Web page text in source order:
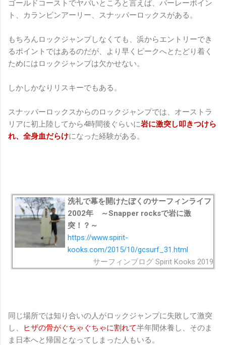
ゴールドコーストでヤバいところと言えば、バーレーポイン
ト、カランビンアーリー、スナッパーロックスがある。
もちろんロックジャンプしなくても、浜からエントリーでき
るポイントではあるのだが、より早くピークへとたどり着く
ためにはロックジャンプは欠かせない。
しかしかなりリスキーでもある。
スナッパーロックスからのロックジャンプでは、オーストラ
リアに初上陸してから4時間後ぐらいに岩に激突し叩きつけら
れ、全身血だらけになった経験がある。
洗礼で幕を開けたぼくのサーフィンライフ
2002年 ～Snapper rocksで岩に激
突！？～
https://www.spirit-
kooks.com/2015/10/gcsurf_31.html
サーフィンブログ Spirit Kooks 2019
同じ場所では知り合いの人がロックジャンプに失敗して激突
し、
ヒザの骨がぐちゃぐちゃに割れて半年間休養し、そのま
ま日本へと帰国となってしまった人もいる。